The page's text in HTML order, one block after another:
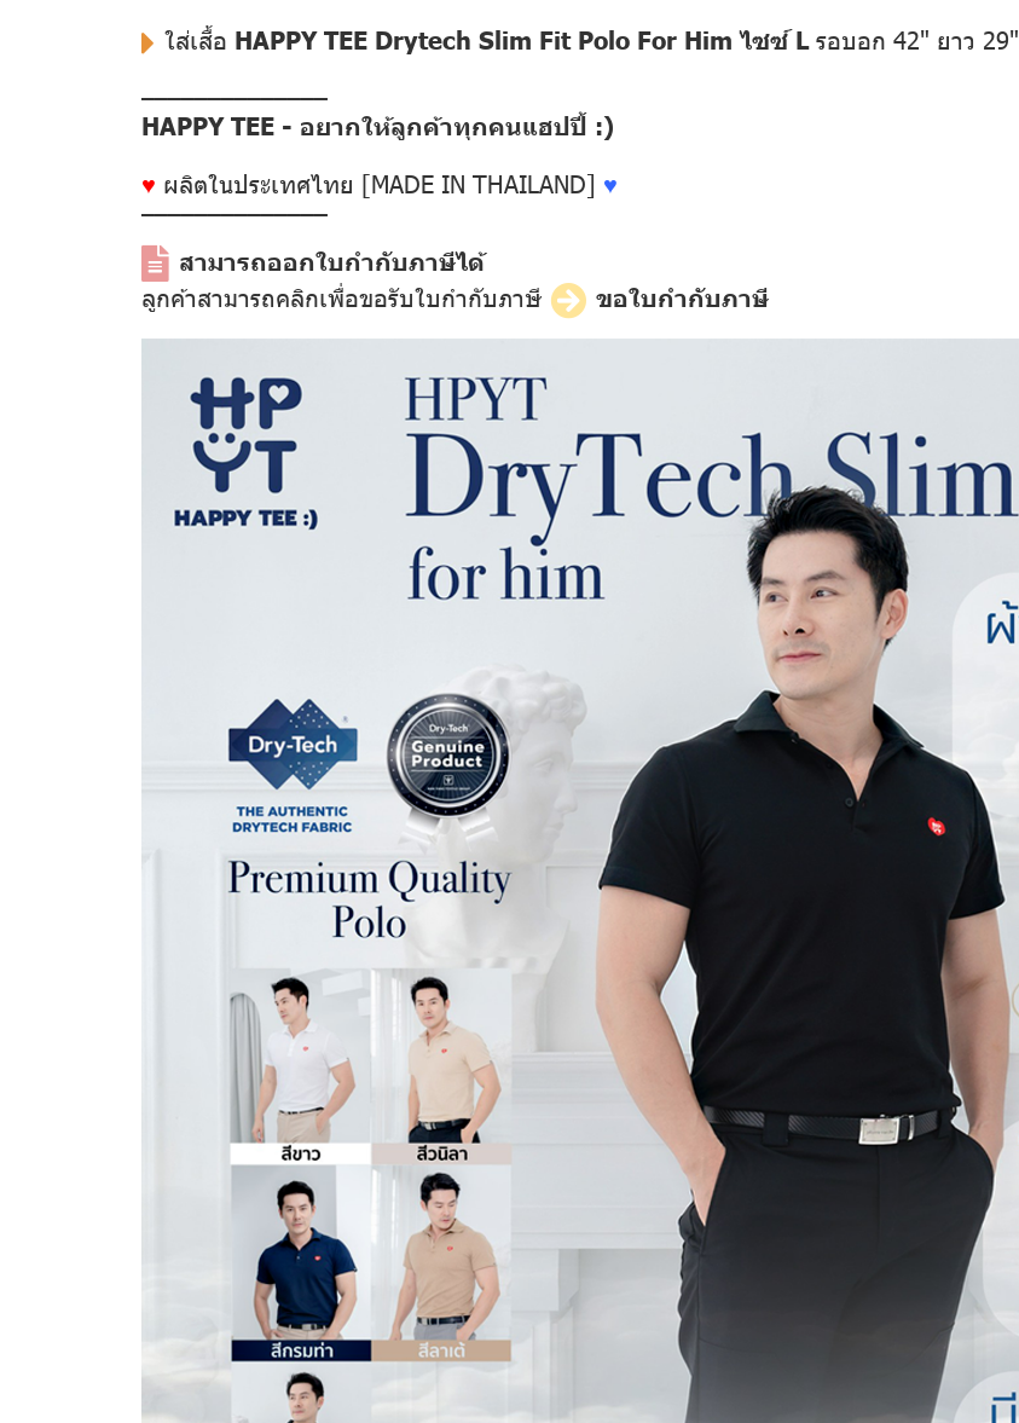
ใส่เสื้อ HAPPY TEE Drytech Slim Fit Polo For Him ไซซ์ Lรอบอก 42" ยาว 29"
––––––––––––––
HAPPY TEE - อยากให้ลูกค้าทุกคนแฮปปี้ :)
♥ ผลิตในประเทศไทย [MADE IN THAILAND] ♥
––––––––––––––
สามารถออกใบกำกับภาษีได้
ลูกค้าสามารถคลิกเพื่อขอรับใบกำกับภาษี
ขอใบกำกับภาษี